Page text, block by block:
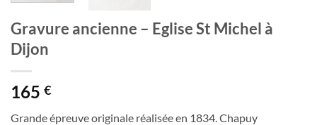
Gravure ancienne – Eglise St Michel à
Dijon
165 €
Grande épreuve originale réalisée en 1834. Chapuy